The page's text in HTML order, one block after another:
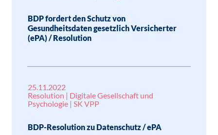
BDP fordert den Schutz von
Gesundheitsdaten gesetzlich Versicherter
(ePA) / Resolution
25.11.2022
Resolution | Digitale Gesellschaft und
Psychologie | SK VPP
BDP-Resolution zu Datenschutz / ePA